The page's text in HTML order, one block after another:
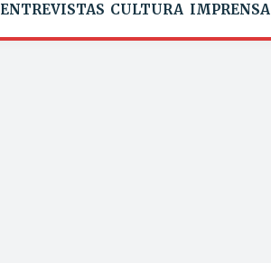
ENTREVISTAS CULTURA IMPRENSA